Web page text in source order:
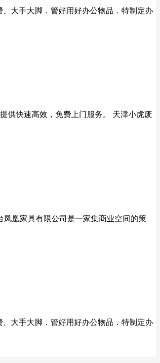
大手大脚．管好用好办公物品．特制定办
供快速高效，免费上门服务。 天津小虎废
凤凰家具有限公司是一家集商业空间的策
大手大脚．管好用好办公物品．特制定办